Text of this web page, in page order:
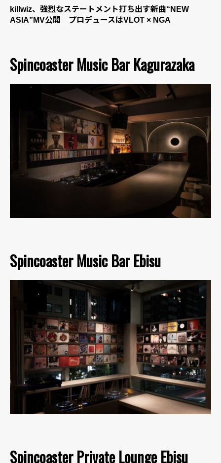
killwiz、強烈なステートメント打ち出す新曲“NEW
ASIA”MV公開 プロデュースはVLOT × NGA
Spincoaster Music Bar Kagurazaka
Spincoaster Music Bar Ebisu
Spincoaster Private Lounge Ebisu